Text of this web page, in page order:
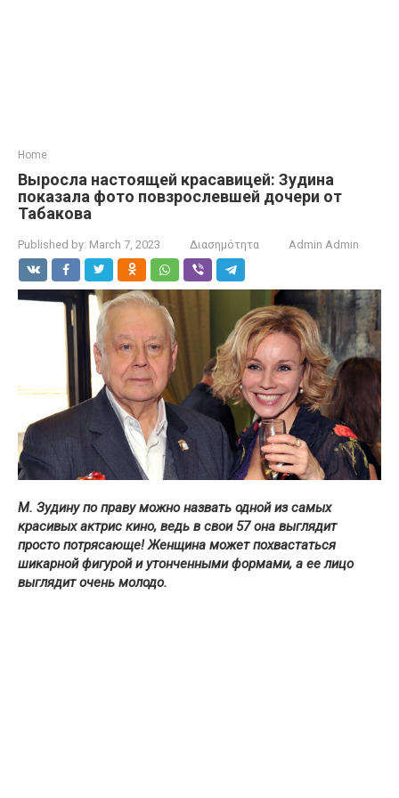
Home
Выросла настоящей красавицей: Зудина
показала фото повзрослевшей дочери от
Табакова
Published by: March 7, 2023 Διασημότητα Admin Admin
М. Зудину по праву можно назвать одной из самых
красивых актрис кино, ведь в свои 57 она выглядит
просто потрясающе! Женщина может похвастаться
шикарной фигурой и утонченными формами, а ее лицо
выглядит очень молодо.